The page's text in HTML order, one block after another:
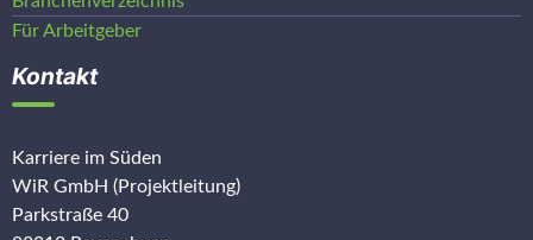
Für Arbeitgeber
Kontakt
Karriere im Süden
WiR GmbH (Projektleitung)
Parkstraße 40